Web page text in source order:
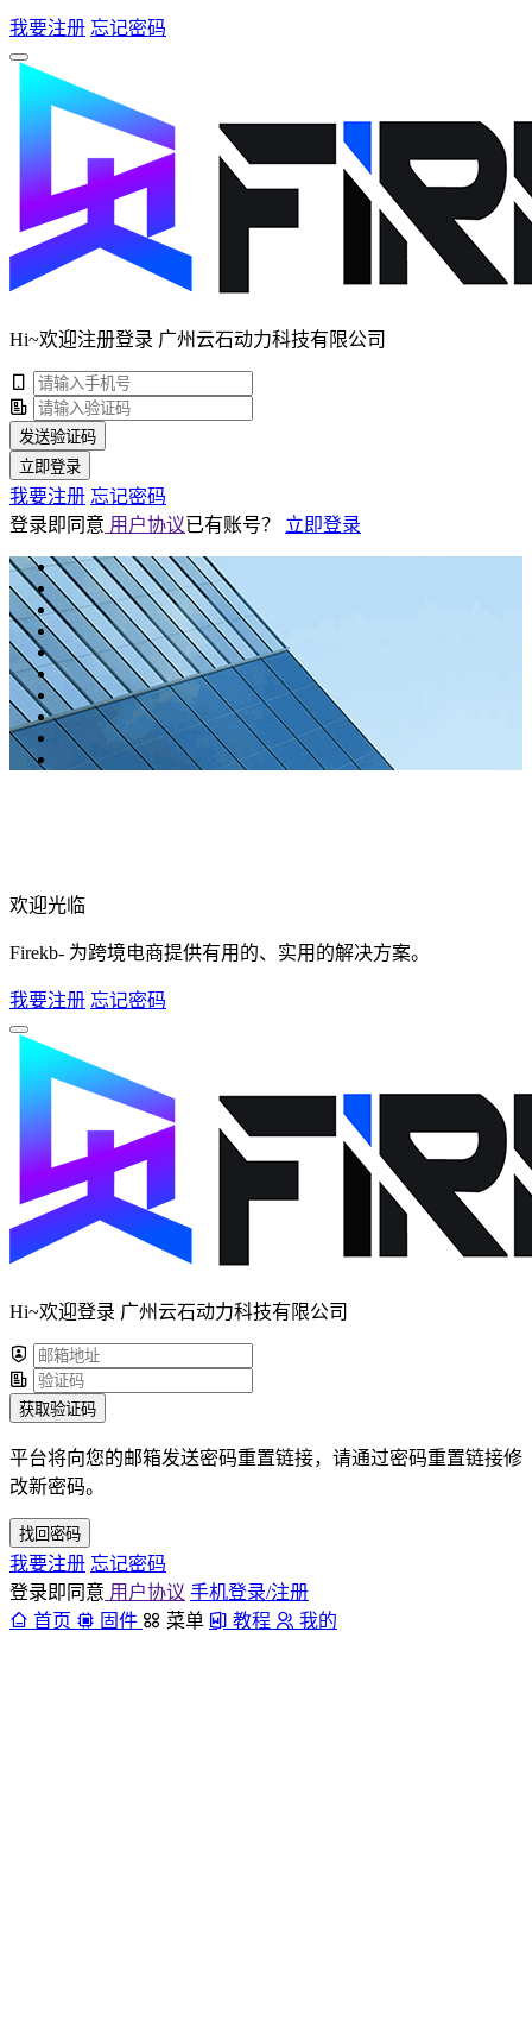
我要注册 忘记密码
Hi~欢迎注册登录 广州云石动力科技有限公司
发送验证码
立即登录
我要注册 忘记密码
登录即同意 用户协议已有账号？ 立即登录
欢迎光临
Firekb- 为跨境电商提供有用的、实用的解决方案。
我要注册 忘记密码
Hi~欢迎登录 广州云石动力科技有限公司
获取验证码
平台将向您的邮箱发送密码重置链接，请通过密码重置链接修
改新密码。
找回密码
我要注册 忘记密码
登录即同意 用户协议 手机登录/注册
首页
固件 菜单 教程 我的